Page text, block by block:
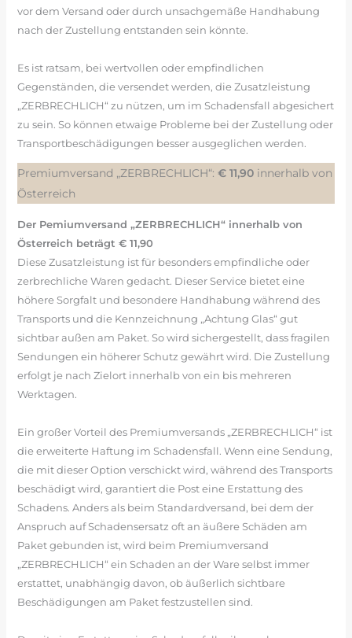
vor dem Versand oder durch unsachgemäße Handhabung
nach der Zustellung entstanden sein könnte.
Es ist ratsam, bei wertvollen oder empfindlichen
Gegenständen, die versendet werden, die Zusatzleistung
„ZERBRECHLICH“ zu nützen, um im Schadensfall abgesichert
zu sein. So können etwaige Probleme bei der Zustellung oder
Transportbeschädigungen besser ausgeglichen werden.
Premiumversand „ZERBRECHLICH“: € 11,90innerhalb von
Österreich
Der Pemiumversand „ZERBRECHLICH“ innerhalb von
Österreich beträgt € 11,90
Diese Zusatzleistung ist für besonders empfindliche oder
zerbrechliche Waren gedacht. Dieser Service bietet eine
höhere Sorgfalt und besondere Handhabung während des
Transports und die Kennzeichnung „Achtung Glas“ gut
sichtbar außen am Paket. So wird sichergestellt, dass fragilen
Sendungen ein höherer Schutz gewährt wird. Die Zustellung
erfolgt je nach Zielort innerhalb von ein bis mehreren
Werktagen.
Ein großer Vorteil des Premiumversands „ZERBRECHLICH“ ist
die erweiterte Haftung im Schadensfall. Wenn eine Sendung,
die mit dieser Option verschickt wird, während des Transports
beschädigt wird, garantiert die Post eine Erstattung des
Schadens. Anders als beim Standardversand, bei dem der
Anspruch auf Schadensersatz oft an äußere Schäden am
Paket gebunden ist, wird beim Premiumversand
„ZERBRECHLICH“ ein Schaden an der Ware selbst immer
erstattet, unabhängig davon, ob äußerlich sichtbare
Beschädigungen am Paket festzustellen sind.